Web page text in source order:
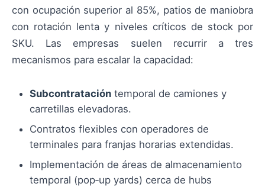
con ocupación superior al 85%, patios de maniobra
con rotación lenta y niveles críticos de stock por
SKU. Las empresas suelen recurrir a tres
mecanismos para escalar la capacidad:
Subcontratación temporal de camiones y
carretillas elevadoras.
Contratos flexibles con operadores de
terminales para franjas horarias extendidas.
Implementación de áreas de almacenamiento
temporal (pop‑up yards) cerca de hubs